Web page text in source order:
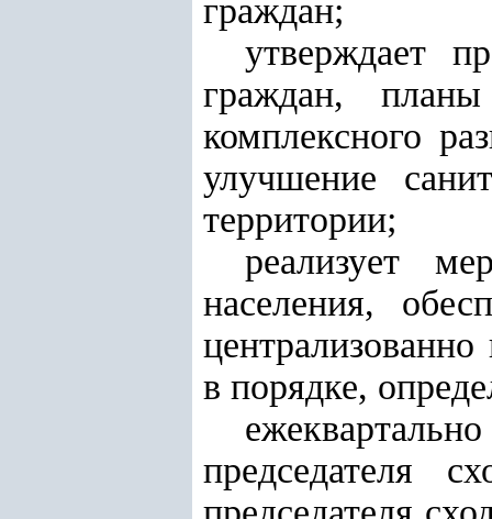
граждан;
утверждает
граждан,
комплексного
улучшение
территории;
реализует
населения,
в порядке,
председателя